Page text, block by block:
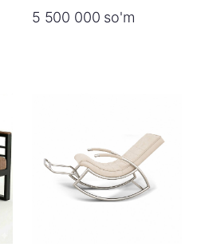
5 500 000 so'm